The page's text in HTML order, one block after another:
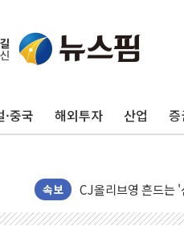
중국 해외투자 산업 증
속보
4자 연합 균열에 분
금호석유화학, 2분
"PAFC만으론 어렵
임대사업자, 등록임